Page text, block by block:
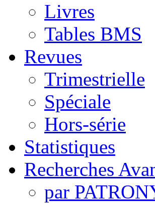
Livres
Tables BMS
Revues
Trimestrielle
Spéciale
Hors-série
Statistiques
Recherches
par